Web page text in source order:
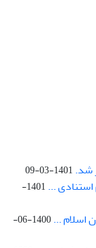
1401-03-09
1401-
1400-06-